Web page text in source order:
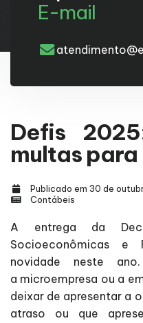
E-mail
Defis
multas para
Publicado em 30 de
Contábeis
A entrega da
Socioeconômicas
novidade neste
a microempresa ou a
deixar de apresentar a
atraso ou que